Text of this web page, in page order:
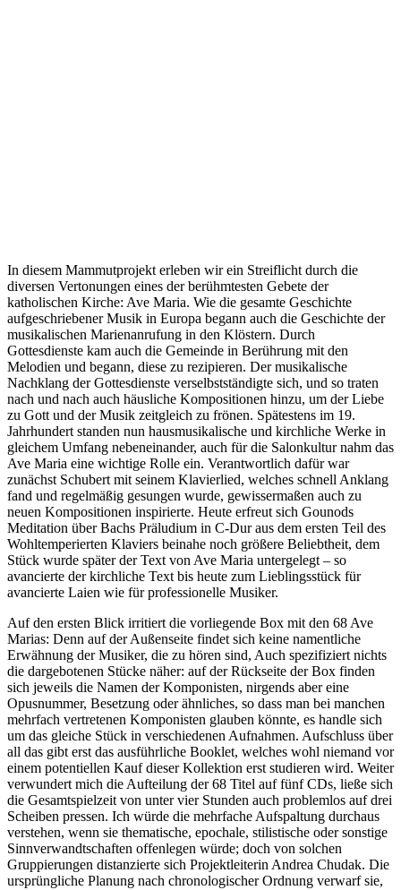
In diesem Mammutprojekt erleben wir ein Streiflicht durch die
diversen Vertonungen eines der berühmtesten Gebete der
katholischen Kirche: Ave Maria. Wie die gesamte Geschichte
aufgeschriebener Musik in Europa begann auch die Geschichte der
musikalischen Marienanrufung in den Klöstern. Durch
Gottesdienste kam auch die Gemeinde in Berührung mit den
Melodien und begann, diese zu rezipieren. Der musikalische
Nachklang der Gottesdienste verselbstständigte sich, und so traten
nach und nach auch häusliche Kompositionen hinzu, um der Liebe
zu Gott und der Musik zeitgleich zu frönen. Spätestens im 19.
Jahrhundert standen nun hausmusikalische und kirchliche Werke in
gleichem Umfang nebeneinander, auch für die Salonkultur nahm das
Ave Maria eine wichtige Rolle ein. Verantwortlich dafür war
zunächst Schubert mit seinem Klavierlied, welches schnell Anklang
fand und regelmäßig gesungen wurde, gewissermaßen auch zu
neuen Kompositionen inspirierte. Heute erfreut sich Gounods
Meditation über Bachs Präludium in C-Dur aus dem ersten Teil des
Wohltemperierten Klaviers beinahe noch größere Beliebtheit, dem
Stück wurde später der Text von Ave Maria untergelegt – so
avancierte der kirchliche Text bis heute zum Lieblingsstück für
avancierte Laien wie für professionelle Musiker.
Auf den ersten Blick irritiert die vorliegende Box mit den 68 Ave
Marias: Denn auf der Außenseite findet sich keine namentliche
Erwähnung der Musiker, die zu hören sind, Auch spezifiziert nichts
die dargebotenen Stücke näher: auf der Rückseite der Box finden
sich jeweils die Namen der Komponisten, nirgends aber eine
Opusnummer, Besetzung oder ähnliches, so dass man bei manchen
mehrfach vertretenen Komponisten glauben könnte, es handle sich
um das gleiche Stück in verschiedenen Aufnahmen. Aufschluss über
all das gibt erst das ausführliche Booklet, welches wohl niemand vor
einem potentiellen Kauf dieser Kollektion erst studieren wird. Weiter
verwundert mich die Aufteilung der 68 Titel auf fünf CDs, ließe sich
die Gesamtspielzeit von unter vier Stunden auch problemlos auf drei
Scheiben pressen. Ich würde die mehrfache Aufspaltung durchaus
verstehen, wenn sie thematische, epochale, stilistische oder sonstige
Sinnverwandtschaften offenlegen würde; doch von solchen
Gruppierungen distanzierte sich Projektleiterin Andrea Chudak. Die
ursprüngliche Planung nach chronologischer Ordnung verwarf sie,